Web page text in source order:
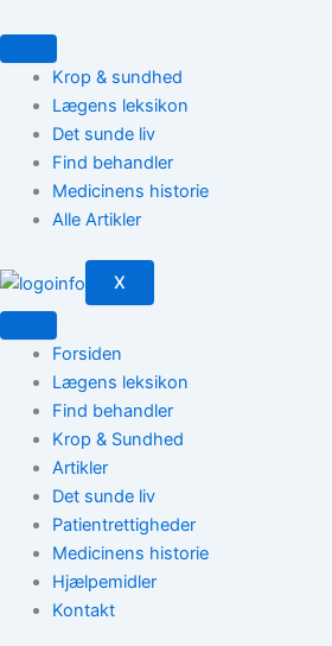
til
indholdetKrop & sundhed
Lægens leksikon
Det sunde liv
Find behandler
Medicinens historie
Alle Artikler
X
Forsiden
Lægens leksikon
Find behandler
Krop & Sundhed
Artikler
Det sunde liv
Patientrettigheder
Medicinens historie
Hjælpemidler
Kontakt